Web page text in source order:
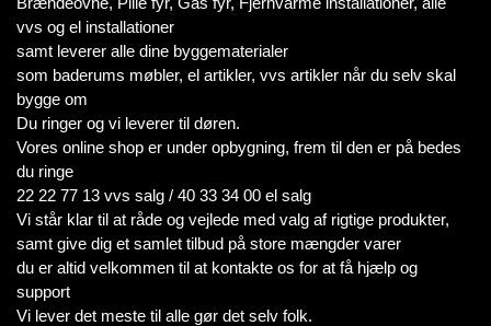
vvs og el installationer
samt leverer alle dine byggematerialer
som baderums møbler, el artikler, vvs artikler når du selv skal
bygge om
Du ringer og vi leverer til døren.
Vores online shop er under opbygning, frem til den er på bedes
du ringe
22 22 77 13 vvs salg / 40 33 34 00 el salg
Vi står klar til at råde og vejlede med valg af rigtige produkter,
samt give dig et samlet tilbud på store mængder varer
du er altid velkommen til at kontakte os for at få hjælp og
support
Vi lever det meste til alle gør det selv folk.